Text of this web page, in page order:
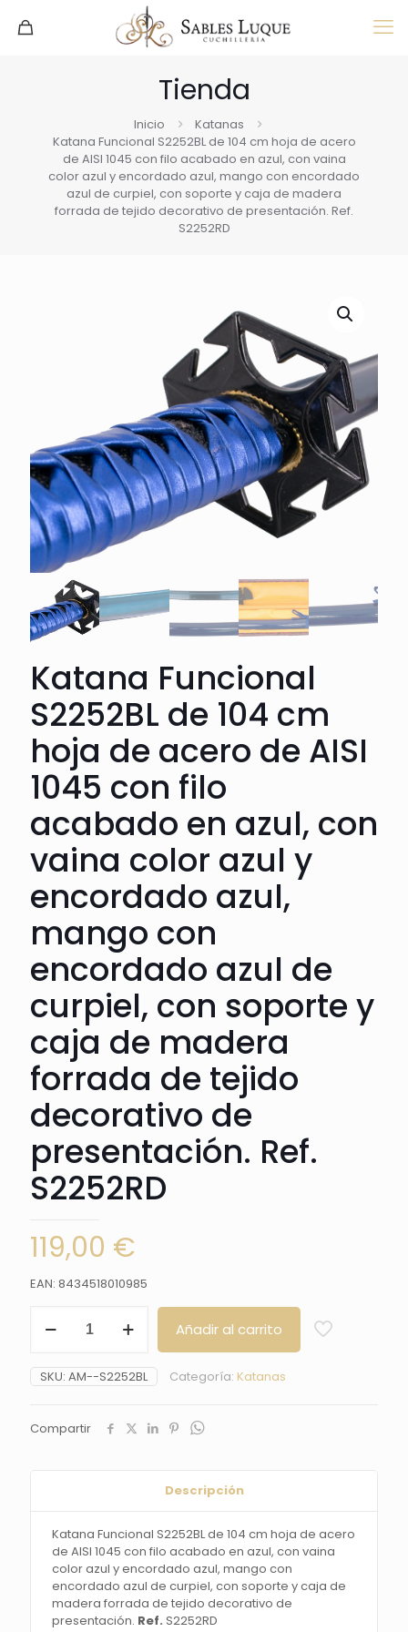
Tienda
Inicio
Katanas
Katana Funcional S2252BL de 104 cm hoja de acero
de AISI 1045 con filo acabado en azul, con vaina
color azul y encordado azul, mango con encordado
azul de curpiel, con soporte y caja de madera
forrada de tejido decorativo de presentación. Ref.
S2252RD
Katana Funcional
S2252BL de 104 cm
hoja de acero de AISI
1045 con filo
acabado en azul, con
vaina color azul y
encordado azul,
mango con
encordado azul de
curpiel, con soporte y
caja de madera
forrada de tejido
decorativo de
presentación. Ref.
S2252RD
119,00 €
EAN: 8434518010985
Funcional
de
104
de
acabado
azul,
vaina
Añadir al carrito
SKU: AM--S2252BL Categoría: Katanas
Compartir
Descripción
Katana Funcional S2252BL de 104 cm hoja de acero
de AISI 1045 con filo acabado en azul, con vaina
color azul y encordado azul, mango con
encordado azul de curpiel, con soporte y caja de
madera forrada de tejido decorativo de
presentación. Ref. S2252RD